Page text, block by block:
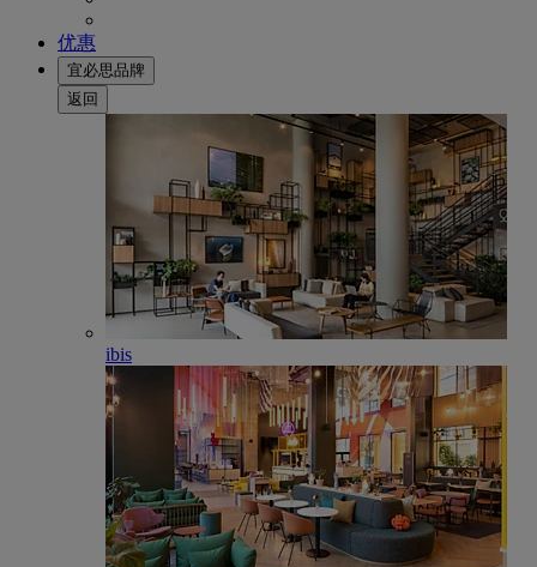
优惠
宜必思品牌
返回
ibis